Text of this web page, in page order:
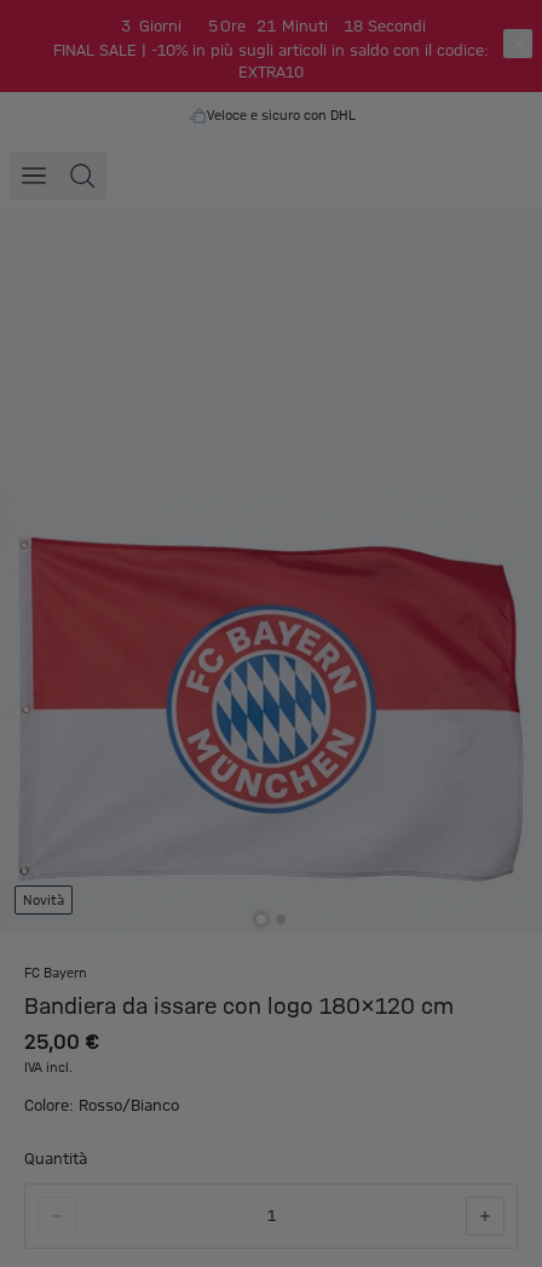
3 Giorni 5 Ore 21 Minuti 18 Secondi
FINAL SALE | -10% in più sugli articoli in saldo con il codice:
EXTRA10
Veloce e sicuro con DHL
Novità
FC Bayern
Bandiera da issare con logo 180x120 cm
25,00 €
IVA incl.
Colore: Rosso/Bianco
Quantità
1